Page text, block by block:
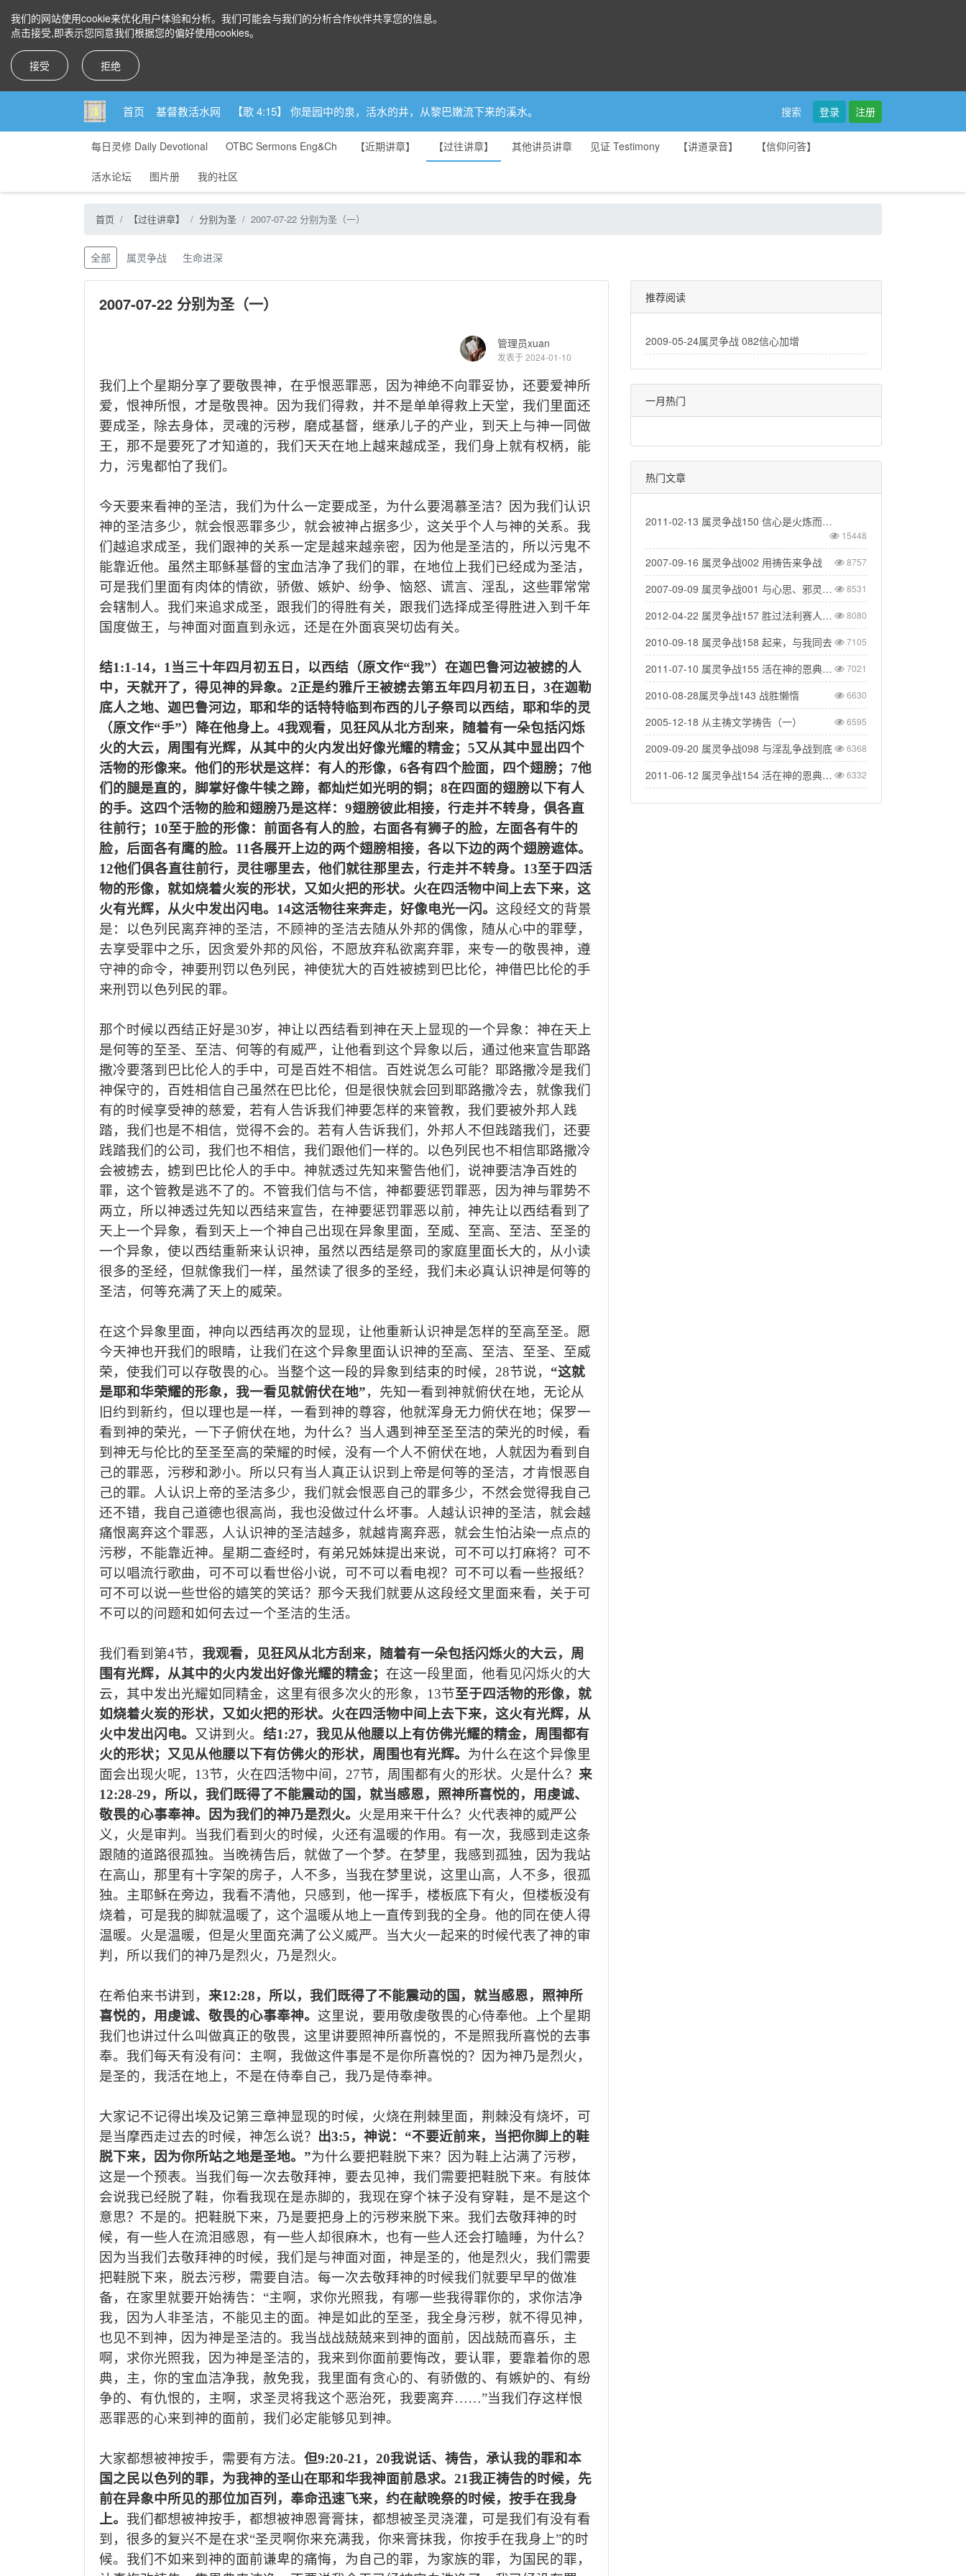
我们的网站使用cookie来优化用户体验和分析。我们可能会与我们的分析合作伙伴共享您的信息。
点击接受,即表示您同意我们根据您的偏好使用cookies。
接受 拒绝
首页 基督教活水网 【歌 4:15】 你是园中的泉，活水的井，从黎巴嫩流下来的溪水。 搜索 登录 注册
每日灵修 Daily Devotional OTBC Sermons Eng&Ch 【近期讲章】 【过往讲章】 其他讲员讲章 见证 Testimony 【讲道录音】 【信仰问答】
活水论坛 图片册 我的社区
首页 【过往讲章】 分别为圣 2007-07-22 分别为圣（一）
全部 属灵争战 生命进深
2007-07-22 分别为圣（一）
管理员xuan
发表于 2024-01-10
我们上个星期分享了要敬畏神，在乎恨恶罪恶，因为神绝不向罪妥协，还要爱神所
爱， 恨神所恨， 才是敬畏神。 因为我们得救， 并不是单单得救上天堂，我们里面还
要成圣， 除去身体，灵魂的污秽， 磨成基督，继承儿子的产业， 到天上与神一同做
王，那不是要死了才知道的， 我们天天在地上越来越成圣， 我们身上就有权柄，能
力 ，污鬼都怕了我们。
今天要来看神的圣洁， 我们为什么一定要成圣，为什么要渴慕圣洁？ 因为我们认识
神的圣洁多少，就会恨恶罪多少，就会被神占据多少，这关乎个人与神的关系。 我
们越追求成圣， 我们跟神的关系一定是越来越亲密，因为他是圣洁的，所以污鬼不
能靠近他。 虽然主耶稣基督的宝血洁净了我们的罪， 在地位上我们已经成为圣洁，
可是我们 里面有肉体的情欲，骄傲、嫉妒、纷争、恼怒、谎言、淫乱， 这些罪常常
会辖制 人。 我们来追求成圣， 跟我们的得胜有关， 跟我们选择成圣得胜进入到千年
国度做王 ， 与神面对面直到 永远， 还是在外面哀哭切齿有关。
结1:1-14， 1当三十年四月初五日，以西结（原文作“我”）在迦巴鲁河边被掳的人
中，天就开了，得见神的异象。2正是约雅斤王被掳去第五年四月初五日，3在迦勒
底人之地、迦巴鲁河边，耶和华的话特特临到布西的儿子祭司以西结，耶和华的灵
（原文作“手”）降在他身上。4我观看，见狂风从北方刮来，随着有一朵包括闪烁
火的大云，周围有光辉，从其中的火内发出好像光耀的精金；5又从其中显出四个
活物的形像来。他们的形状是这样：有人的形像，6各有四个脸面，四个翅膀；7他
们的腿是直的，脚掌好像牛犊之蹄，都灿烂如光明的铜；8在四面的翅膀以下有人
的手。这四个活物的脸和翅膀乃是这样：9翅膀彼此相接，行走并不转身，俱各直
往前行；10至于脸的形像：前面各有人的脸，右面各有狮子的脸，左面各有牛的
脸，后面各有鹰的脸。11各展开上边的两个翅膀相接，各以下边的两个翅膀遮体。
12他们俱各直往前行，灵往哪里去，他们就往那里去，行走并不转身。13至于四活
物的形像，就如烧着火炭的形状，又如火把的形状。火在四活物中间上去下来，这
火有光辉，从火中发出闪电。14这活物往来奔走，好像电光一闪。 这段经文的背景
是：以色列民离弃神的圣洁， 不顾神的圣洁去随从外邦的偶像 ，
随从心中的罪孽，
去享受罪中之乐， 因贪爱外邦的风俗，不愿放弃私欲离弃罪，来专一的敬畏神，遵
守神的命令， 神要刑罚以色列民， 神使犹大的百姓被掳到巴比伦， 神借巴比伦的手
来刑罚以色列 民的罪。
那个时候以西结正好是30岁，神让以西结看到神在天上显现的一个异象 ： 神在天上
是何等的至圣、 至洁、 何等的有威严，让他看到这个异象以后，通过他来宣告耶路
撒冷要落到巴比伦人的手中，可是百姓不相信。 百姓说怎么可能？ 耶路撒冷是我们
神保守的， 百姓相信自己虽然在巴比伦，但是很快就会回到耶路撒冷去，就像我们
有的时候享受神的慈爱， 若有人告诉我们神要怎样的来管教， 我们要被外邦人践
踏， 我们也是不相信，觉得不会的。 若有人告诉我们 ， 外邦人不但践踏我们 ，还要
践踏我们的公司， 我们也不相信， 我们跟他们一样的。 以色列 民也不相信耶路撒冷
会被掳去， 掳到巴比伦人的手中。 神就透过先知来警告他们，说神要洁净百姓的
罪，这个管教是逃不了的。 不管我们信与不信，神都要惩罚罪恶，因为神与罪势不
两立，所以神透过先知以西结来宣告，在神要惩罚罪恶以前，神先让以西结看到了
天上一个异象，看到天上一个神自己出现在异象里面， 至威、 至高、 至洁、 至圣的
一个异象 ，使以西结重新来认识神，虽然以西结是祭司的家庭里面长大的，从小读
很多的圣经，但就像我们一样， 虽然读了很多的圣经，我们未必真认识神是何等的
圣洁，何等充满了天上的威荣。
在这个异象里面，神向以西结再次的显现，让他重新认识神是怎样的至高至圣。愿
今天神也开我们的眼睛，让我们在这个异象里面认识神的至高、 至洁、 至圣、至威
荣， 使我们可以存敬畏的心。 当整个这一段的异象到结束的时候， 28节说， “这就
是耶和华荣耀的形象，我一看见就俯伏在地”，先知一看到神就俯伏在地，无论从
旧约到 新约， 但以理也是一样，一看到神的尊容， 他就浑身无力俯伏在地； 保罗一
看到神的荣光，一下子俯伏在地， 为什么？ 当人遇到神至圣至洁的荣光的时候，看
到神无与伦比的至圣至高的荣耀的时候， 没有一个人不俯伏在地，人就因为看到自
己的罪恶，污秽和渺小。所以只有当人真正认识到上帝是何等的圣洁，才肯恨恶自
己的罪。人认识上帝的圣洁多少， 我们就会恨恶自己的罪多少，不然会觉得我自己
还不错，我自己道德也很高尚，我也没做过什么坏事。 人越认识神的圣洁， 就会越
痛恨离弃这个罪恶， 人认识神的圣洁越多，就越肯离弃恶， 就会生怕沾染一点点的
污秽，不能靠近神。 星期二查经时， 有弟兄姊妹提出来说，可不可以打麻将？可不
可以唱流行歌曲，可不可以看世俗小说，可不可以看电视？可不可以看一些报纸？
可不可以说一些世俗的嬉笑的笑话？那今天我们就要从这段经文里面来看，关于可
不可以的问题和如何去过一个圣洁的生活。
我们看到第4节， 我观看，见狂风从北方刮来，随着有一朵包括闪烁火的大云，周
围有光辉，从其中的火内发出好像光耀的精金； 在这一段里面， 他看见闪烁火的大
云，其中发出光耀如同精金，这里有很多次火的形象， 13节至于四活物的形像，就
如烧着火炭的形状，又如火把的形状。火在四活物中间上去下来，这火有光辉，从
火中发出闪电。 又讲到火。 结1:27， 我见从他腰以上有仿佛光耀的精金，周围都有
火的形状；又见从他腰以下有仿佛火的形状，周围也有光辉。 为什么在这个异像里
面会出现火呢， 1 3节，火在四活物中间，27节，周围都有火的形状。火是什么？ 来
12:28-29， 所以，我们既得了不能震动的国，就当感恩，照神所喜悦的，用虔诚、
敬畏的心事奉神。因为我们的神乃是烈火。 火是用来干什么？火代表神的威严公
义 ，火是审判 。当我们看到火的时候，火还有温暖的作用。有一次，我感到走这条
跟随的道路很孤独。当晚祷告后，就做了一个梦。在梦里，我感到孤独，因为我站
在高山，那里有十字架的房子，人不多，当我在梦里说，这里山高，人不多，很孤
独。主耶稣在旁边，我看不清他，只感到，他一挥手，楼板底下有火，但楼板没有
烧着，可是我的脚就温暖了，这个温暖从地上一直传到我的全身。他的同在使人得
温暖。火是温暖，但是火里面充满了公义威严。 当大火一起来的时候代表了神的审
判，所以我们的神乃是烈火，乃是烈火。
在希伯来书讲到， 来12:28， 所以，我们既得了不能震动的国，就当感恩，照神所
喜悦的，用虔诚、敬畏的心事奉神。 这里说，要用敬虔敬畏的心侍奉他。上个星期
我们也讲过什么叫做真正的敬畏，这里讲要照神所喜悦的，不是照我所喜悦的去事
奉。我们每天有没有问 ：主啊，我做这件事是不是你所喜悦的？因为神乃是烈火 ，
是圣的， 我活在地上，不是在侍奉自己，我乃是侍奉神。
大家记不记得出埃及记第三章神显现的时候，火烧在荆棘里面，荆棘没有烧坏，可
是当摩西走过去的时候，神怎么说？ 出3:5， 神说： “不要近前来，当把你脚上的鞋
脱下来，因为你所站之地是圣地。”为什么要把鞋脱下来？因为鞋上沾满了污秽，
这是一个预表。 当我们每一次去敬拜神， 要去见神，我们需要把鞋脱下来。有肢体
会说我已经脱了鞋，你看我现在是赤脚的，我现在穿个袜子没有穿鞋， 是不是这个
意思？不是的。 把鞋脱下来，乃是要把身上的污秽来脱下来。 我们去敬拜神的时
候，有一些人在流泪感恩，有一些人却很麻木，也有一些人还会打瞌睡，为什么？
因为当我们去敬拜神的时候，我们是与神面对面，神是圣的，他是烈火， 我们需要
把鞋脱下来， 脱去污秽， 需要自洁。 每一次去敬拜神的时候我们就要早早的做准
备，在家里就要开始祷告： “主啊，求你光照我， 有哪一些我得罪你的， 求你洁净
我，
因为人非圣洁，不能见主的面。 神是如此的至圣， 我全身污秽，就不得见神，
也见不到神，因为神是圣洁的。我当战战兢兢来到神的面前， 因战兢而喜乐， 主
啊，求你光照我， 因为神是圣洁的，我来到 你面前要悔改，要认罪，要靠着你的恩
典， 主，你的宝血洁净我， 赦免我， 我里面有贪心的、有骄傲的、有嫉妒的、有纷
争的、有仇恨的，主啊，求圣灵将我这个恶治死，我要离弃……”当我们存这样恨
恶罪恶的心来到神的面前， 我们必定能够见到神。
大家都想被神按手，需要有方法。 但9:20-21 ， 20我说话、祷告，承认我的罪和本
国之民以色列的罪，为我神的圣山在耶和华我神面前恳求。21我正祷告的时候，先
前在异象中所见的那位加百列，奉命迅速飞来，约在献晚祭的时候，按手在我身
上。 我们都想被神按手， 都想被神恩膏膏抹， 都想被圣灵浇灌，可是我们有没有看
到 ， 很多的复兴不是在求“圣灵啊你来充满我，你来膏抹我，你按手在我身上”的时
候。我们不如来到神的面前谦卑的痛悔，为自己的罪，为家族的罪，为国民的罪，
推荐阅读
2009-05-24属灵争战 082信心加增
一月热门
热门文章
2011-02-13 属灵争战150 信心是火炼而成的
15448
2007-09-16 属灵争战002 用祷告来争战 8757
2007-09-09 属灵争战001 与心思、邪灵争战 8531
2012-04-22 属灵争战157 胜过法利赛人的酵 8080
2010-09-18 属灵争战158 起来，与我同去 7105
2011-07-10 属灵争战155 活在神的恩典中（二） 7021
2010-08-28属灵争战143 战胜懒惰 6630
2005-12-18 从主祷文学祷告（一） 6595
2009-09-20 属灵争战098 与淫乱争战到底 6368
2011-06-12 属灵争战154 活在神的恩典里(一) 6332